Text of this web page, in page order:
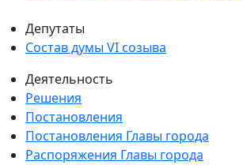
Депутаты
Состав думы VI созыва
Деятельность
Решения
Постановления
Постановления Главы города
Распоряжения Главы города